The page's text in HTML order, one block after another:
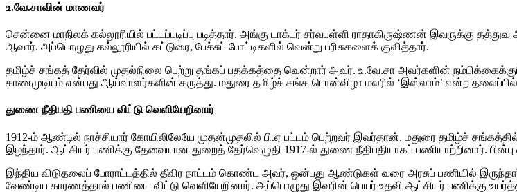
உ.வே.சாவின் மாணவர்
சென்னை மாநிலக் கல்லூரியில் பட்டப்படிப்பு படித்தார். அங்கு டாக்டர் சர்வபள்ளி ராதாகிருஷ்ணன் இவருக்கு தத்துவ
ஆவார். அப்பொழுது கல்லூரியில் கட்டுரை, பேச்சுப் போட்டிகளில் வென்று பரிசுகளைக் குவித்தார்.
தமிழ்ச் சங்கத் தேர்வில் முதல்நிலை பெற்று தங்கப் பதக்கத்தை வென்றார் அவர். உ.வே.சா அவர்களின்
காணமுடியும் என்பது ஆய்வாளர்களின் கருத்து. மதுரை தமிழ்ச் சங்க பொன்விழா மலரில் ‘இஸ்லாம்’ என்ற
துணை நீதிபதி பணியை விட்டு வெளியேறினார்
1912-ம் ஆண்டில் நாச்சியார் கோயிலிலேயே முதன்முதலில் பி.ஏ பட்டம் பெற்றவர் இவர்தான். மதுரை தமிழ்ச்
இழந்தார். ஆட்சியர் பணிக்கு தேவையான துறைத் தேர்வெழுதி 1917-ல் துணை நீதிபதியாகப் பணியாற்றினார்.
இந்திய விடுதலைப் போராட்டத்தில் தீவிர நாட்டம் கொண்ட அவர், ஒன்பது ஆண்டுகள் வரை அரசுப் பணியில் இருந்தார்.
வேண்டிய காரணத்தால் பணியை விட்டு வெளியேறினார். அப்பொழுது இவரின் பெயர் உதவி ஆட்சியர் பணிக்கு